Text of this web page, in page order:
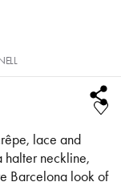
lace and
halter neckline,
Barcelona look of